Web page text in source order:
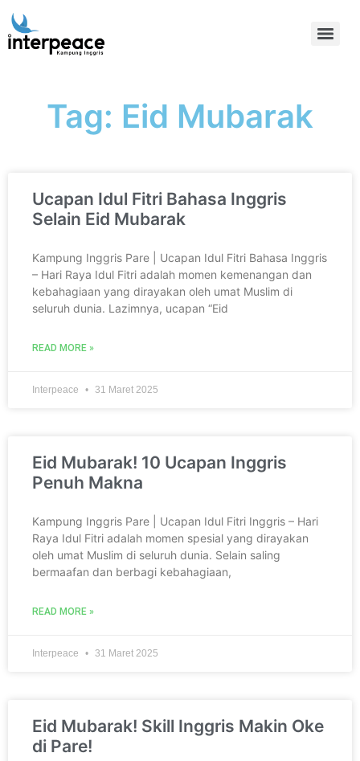
Tag: Eid Mubarak
Ucapan Idul Fitri Bahasa Inggris
Selain Eid Mubarak
Kampung Inggris Pare | Ucapan Idul Fitri Bahasa Inggris
– Hari Raya Idul Fitri adalah momen kemenangan dan
kebahagiaan yang dirayakan oleh umat Muslim di
seluruh dunia. Lazimnya, ucapan “Eid
READ MORE »
Interpeace 31 Maret 2025
Eid Mubarak! 10 Ucapan Inggris
Penuh Makna
Kampung Inggris Pare | Ucapan Idul Fitri Inggris – Hari
Raya Idul Fitri adalah momen spesial yang dirayakan
oleh umat Muslim di seluruh dunia. Selain saling
bermaafan dan berbagi kebahagiaan,
READ MORE »
Interpeace 31 Maret 2025
Eid Mubarak! Skill Inggris Makin Oke
di Pare!